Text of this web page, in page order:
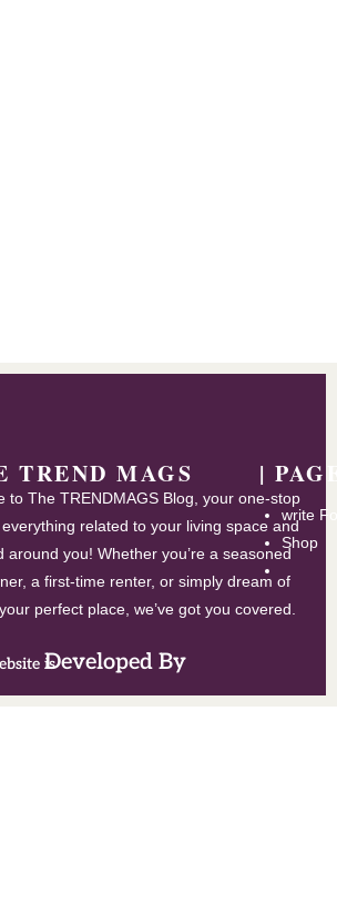
TREND MAGS
to The TRENDMAGS Blog, your one-stop
related to your living space and
around you! Whether you’re a seasoned
a first-time renter, or simply dream of
perfect place, we’ve got you covered.
is
Developed By
|
write
Shop